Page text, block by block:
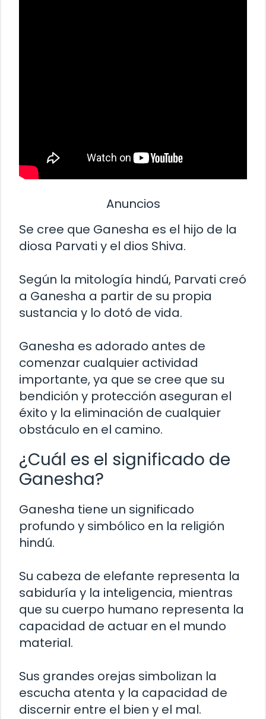
Anuncios
Se cree que Ganesha es el hijo de la
diosa Parvati y el dios Shiva.
Según la mitología hindú, Parvati creó
a Ganesha a partir de su propia
sustancia y lo dotó de vida.
Ganesha es adorado antes de
comenzar cualquier actividad
importante, ya que se cree que su
bendición y protección aseguran el
éxito y la eliminación de cualquier
obstáculo en el camino.
¿Cuál es el significado de
Ganesha?
Ganesha tiene un significado
profundo y simbólico en la religión
hindú.
Su cabeza de elefante representa la
sabiduría y la inteligencia, mientras
que su cuerpo humano representa la
capacidad de actuar en el mundo
material.
Sus grandes orejas simbolizan la
escucha atenta y la capacidad de
discernir entre el bien y el mal.